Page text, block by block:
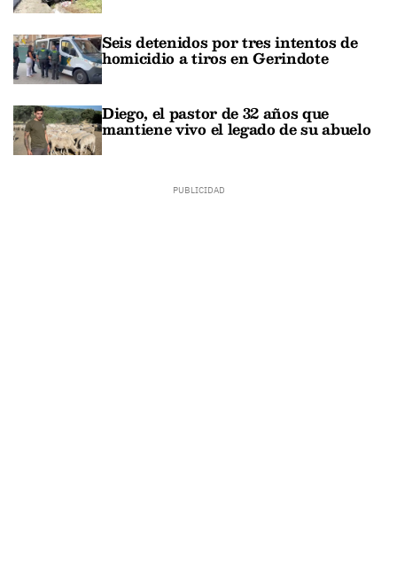
Seis detenidos por tres intentos de
homicidio a tiros en Gerindote
Diego, el pastor de 32 años que
mantiene vivo el legado de su abuelo